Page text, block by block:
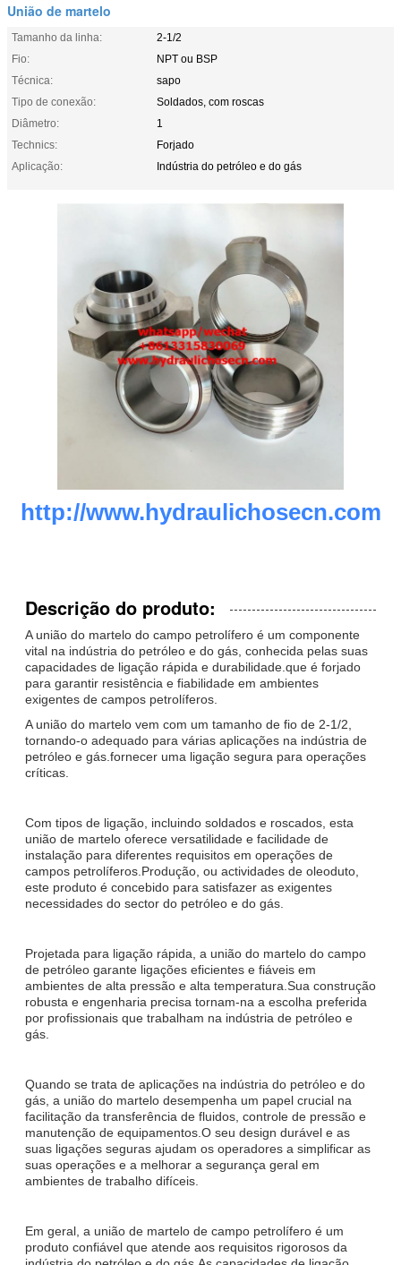
União de martelo
Tamanho da linha:
2-1/2
Fio:
NPT ou BSP
Técnica:
sapo
Tipo de conexão:
Soldados, com roscas
Diâmetro:
1
Technics:
Forjado
Aplicação:
Indústria do petróleo e do gás
http://www.hydraulichosecn.com
Descrição do produto:
A união do martelo do campo petrolífero é um componente
vital na indústria do petróleo e do gás, conhecida pelas suas
capacidades de ligação rápida e durabilidade.que é forjado
para garantir resistência e fiabilidade em ambientes
exigentes de campos petrolíferos.
A união do martelo vem com um tamanho de fio de 2-1/2,
tornando-o adequado para várias aplicações na indústria de
petróleo e gás.fornecer uma ligação segura para operações
críticas.
Com tipos de ligação, incluindo soldados e roscados, esta
união de martelo oferece versatilidade e facilidade de
instalação para diferentes requisitos em operações de
campos petrolíferos.Produção, ou actividades de oleoduto,
este produto é concebido para satisfazer as exigentes
necessidades do sector do petróleo e do gás.
Projetada para ligação rápida, a união do martelo do campo
de petróleo garante ligações eficientes e fiáveis em
ambientes de alta pressão e alta temperatura.Sua construção
robusta e engenharia precisa tornam-na a escolha preferida
por profissionais que trabalham na indústria de petróleo e
gás.
Quando se trata de aplicações na indústria do petróleo e do
gás, a união do martelo desempenha um papel crucial na
facilitação da transferência de fluidos, controle de pressão e
manutenção de equipamentos.O seu design durável e as
suas ligações seguras ajudam os operadores a simplificar as
suas operações e a melhorar a segurança geral em
ambientes de trabalho difíceis.
Em geral, a união de martelo de campo petrolífero é um
produto confiável que atende aos requisitos rigorosos da